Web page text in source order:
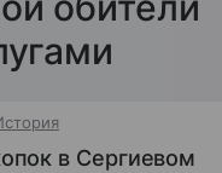
в Сергиевом